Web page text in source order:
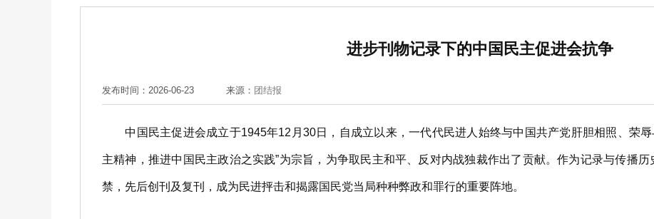
进步刊物记录下的中国民主促进会抗争
发布时间：2026-06-23 来源： 团结报
中国民主促进会成立于1945年12月30日，自成立以来，一代代民进人始终与中国共产党肝胆相照、荣辱
主精神，推进中国民主政治之实践”为宗旨，为争取民主和平、反对内战独裁作出了贡献。作为记录与传播
禁，先后创刊及复刊，成为民进抨击和揭露国民党当局种种弊政和罪行的重要阵地。